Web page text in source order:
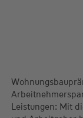
Leistungen: Mit